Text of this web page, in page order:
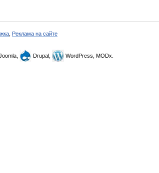
Реклама на сайте
Drupal, WordPress, MODx.